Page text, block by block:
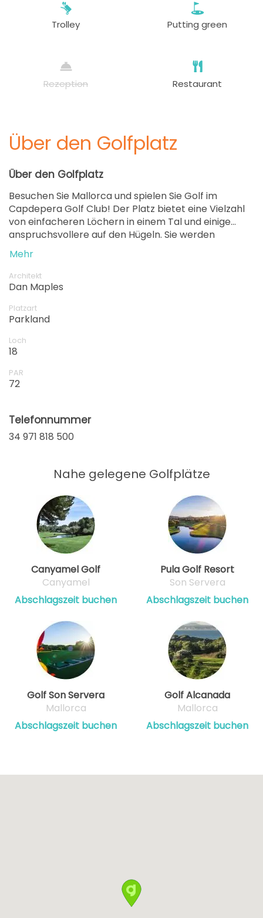
ab
79 EUR
18:36 1-4 Sp
18:45 1-4 Sp
79 EUR
18:54 1-4 Sp
ab
79 EUR
Trolley Putting green
Rezeption Restaurant
Über den Golfplatz
Über den Golfplatz
Besuchen Sie Mallorca und spielen Sie Golf im
Capdepera Golf Club! Der Platz bietet eine Vielzahl
von einfacheren Löchern in einem Tal und einige
anspruchsvollere auf den Hügeln. Sie werden
begeistert sein von einem Panoramablick auf die
Küste vom 15. Loch. Es wurde vom Mallorca Magazin
zum schönsten Loch der Insel gewählt.
Mehr
Architekt
Dan Maples
Platzart
Parkland
Loch
18
PAR
72
Telefonnummer
34 971 818 500
Nahe gelegene Golfplätze
Canyamel Golf
Canyamel
Abschlagszeit buchen
Pula Golf Resort
Son Servera
Abschlagszeit buchen
Golf Son Servera
Mallorca
Abschlagszeit buchen
Golf Alcanada
Mallorca
Abschlagszeit buchen